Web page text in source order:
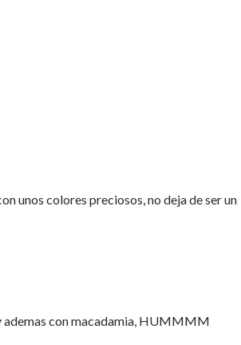
unos colores preciosos, no deja de ser un
ademas con macadamia, HUMMMM